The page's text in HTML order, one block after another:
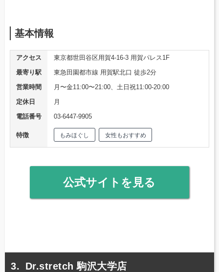
基本情報
アクセス
東京都世田谷区用賀4-16-3 用賀パレス1F
最寄り駅
東急田園都市線 用賀駅北口 徒歩2分
営業時間
月〜金11:00〜21:00、土日祝11:00-20:00
定休日
月
電話番号
03-6447-9905
特徴 もみほぐし 女性もおすすめ
公式サイトを見る
Dr.stretch 駒沢大学店